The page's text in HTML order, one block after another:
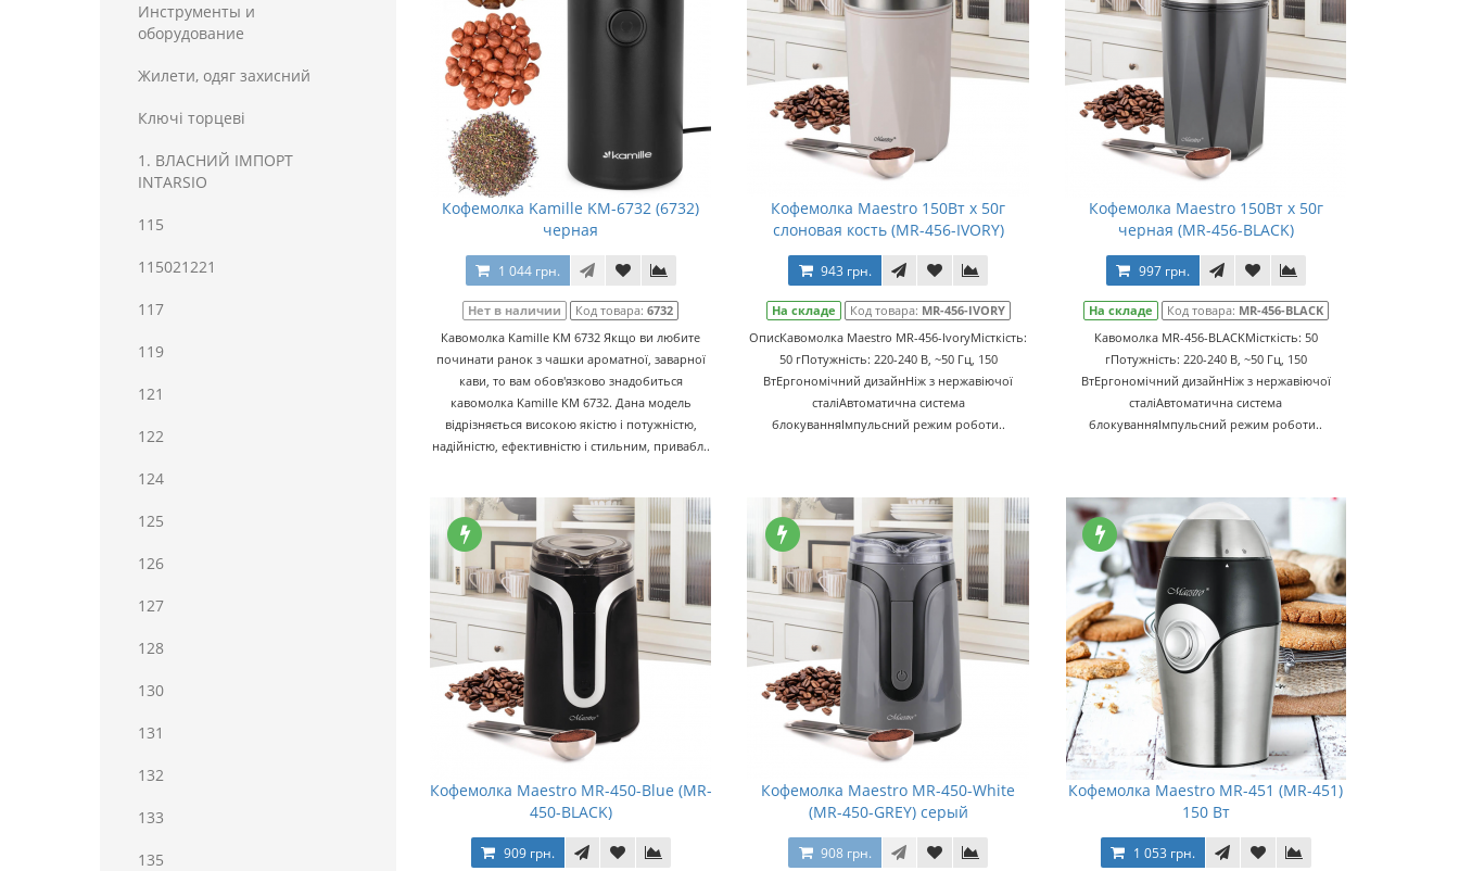
Инструменты и
оборудование
Жилети, одяг захисний
Ключі торцеві
1. ВЛАСНИЙ ІМПОРТ
INTARSIO
115
115021221
117
119
121
122
124
125
126
127
128
130
131
132
133
135
Кофемолка Kamille KM-6732 (6732)
черная
1 044 грн.
Нет в наличии Код товара:6732
Кавомолка Kamille KM 6732 Якщо ви любите
починати ранок з чашки ароматної, заварної
кави, то вам обов'язково знадобиться
кавомолка Kamille KM 6732. Дана модель
відрізняється високою якістю і потужністю,
надійністю, ефективністю і стильним, привабл..
Кофемолка Maestro 150Вт x 50г
слоновая кость (MR-456-IVORY)
943 грн.
На складе Код товара: MR-456-IVORY
ОписКавомолка Maestro MR-456-IvoryМісткість:
50 гПотужність: 220-240 В, ~50 Гц, 150
ВтЕргономічний дизайнНіж з нержавіючої
сталіАвтоматична система
блокуванняІмпульсний режим роботи..
Кофемолка Maestro 150Вт x 50г
черная (MR-456-BLACK)
997 грн.
На складе Код товара: MR-456-BLACK
Кавомолка MR-456-BLACKМісткість: 50
гПотужність: 220-240 В, ~50 Гц, 150
ВтЕргономічний дизайнНіж з нержавіючої
сталіАвтоматична система
блокуванняІмпульсний режим роботи..
Кофемолка Maestro MR-450-Blue (MR-
450-BLACK)
909 грн.
Кофемолка Maestro MR-450-White
(MR-450-GREY) серый
908 грн.
Кофемолка Maestro MR-451 (MR-451)
150 Вт
1 053 грн.